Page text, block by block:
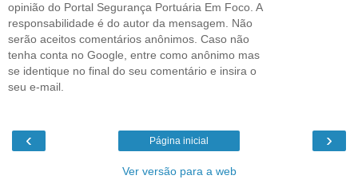
opinião do Portal Segurança Portuária Em Foco. A
responsabilidade é do autor da mensagem. Não
serão aceitos comentários anônimos. Caso não
tenha conta no Google, entre como anônimo mas
se identique no final do seu comentário e insira o
seu e-mail.
‹ ›
Página inicial
Ver versão para a web